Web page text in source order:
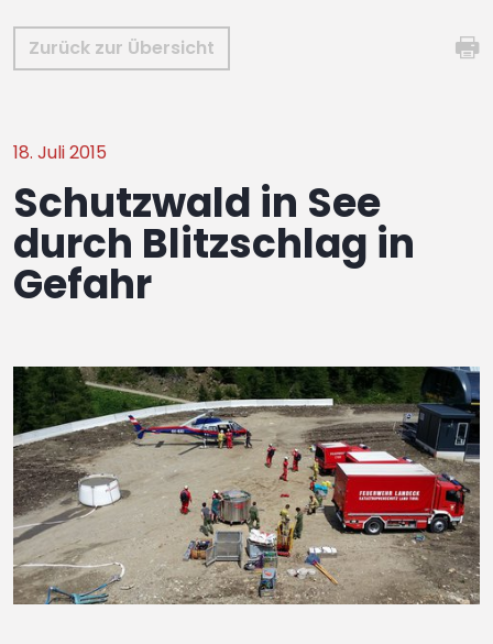
Zurück zur Übersicht
18. Juli 2015
Schutzwald in See
durch Blitzschlag in
Gefahr